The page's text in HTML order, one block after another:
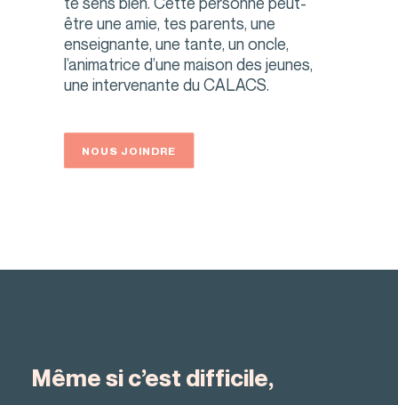
être une amie, tes parents, une
enseignante, une tante, un oncle,
l’animatrice d’une maison des jeunes,
une intervenante du CALACS.
NOUS JOINDRE
Même si c’est difficile,